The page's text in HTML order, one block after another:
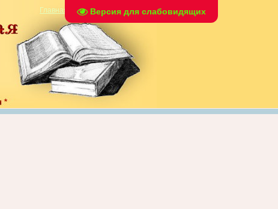
Версия для слабовидящих
Главная Регистрация| Вход